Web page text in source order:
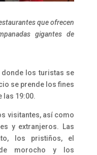
que ofrecen
gigantes de
donde los turistas se
se prende los fines
las 19:00.
visitantes, así como
y extranjeros. Las
los pristiños, el
de morocho y los